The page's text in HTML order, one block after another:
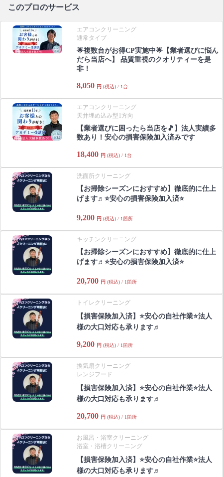
このプロのサービス
エアコンクリーニング
通常タイプ
🌟複数台がお得CP実施中🌟【業者選びに悩ん
だら当店へ】 品質重視のクオリティーを是
非！
8,050 円 (税込) / 1台
エアコンクリーニング
天井埋め込み型1方向
【業者選びに困ったら当店を🎵】法人実績多
数あり！安心の損害保険加入済みです
18,400 円 (税込) / 1台
洗面所クリーニング
【お掃除シーズンにおすすめ】徹底的に仕上
げます♬⭐️安心の損害保険加入済⭐️
9,200 円 (税込) / 1箇所
キッチンクリーニング
【お掃除シーズンにおすすめ】徹底的に仕上
げます♬⭐️安心の損害保険加入済⭐️
20,700 円 (税込) / 1箇所
トイレクリーニング
【損害保険加入済】⭐️安心の自社作業⭐️法人
様の大口対応も承ります♬
9,200 円 (税込) / 1箇所
換気扇クリーニング
レンジフード
【損害保険加入済】⭐️安心の自社作業⭐️法人
様の大口対応も承ります♬
20,700 円 (税込) / 1箇所
お風呂・浴室クリーニング
浴室・浴槽クリーニング
【損害保険加入済】⭐️安心の自社作業⭐️法人
様の大口対応も承ります♬